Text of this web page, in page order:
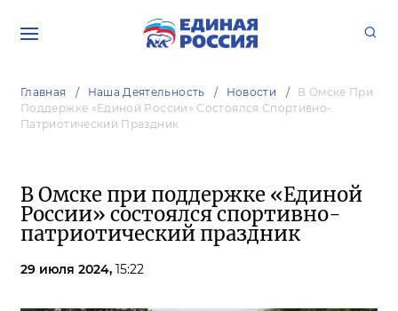
Главная Наша Деятельность Новости
В Омске При
Поддержке «Единой России» Состоялся Спортивно-
Патриотический Праздник
В Омске при поддержке «Единой
России» состоялся спортивно-
патриотический праздник
29 июля 2024, 15:22